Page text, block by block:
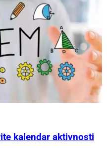
kalendar aktivnosti